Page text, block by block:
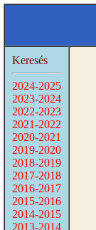
Keresés
2024-2025
2023-2024
2022-2023
2021-2022
2020-2021
2019-2020
2018-2019
2017-2018
2016-2017
2015-2016
2014-2015
2013-2014